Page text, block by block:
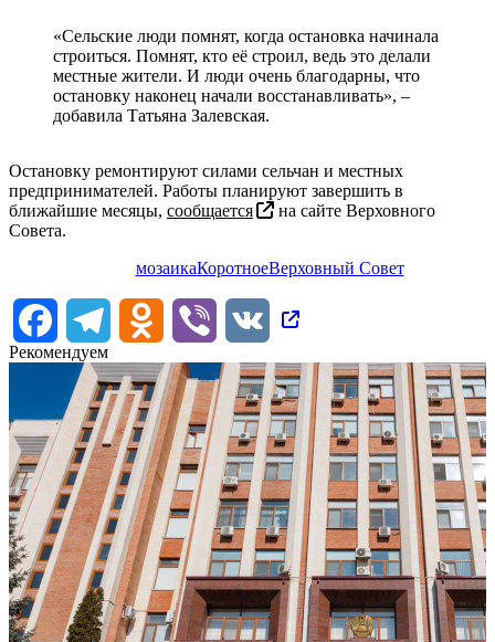
«Сельские люди помнят, когда остановка начинала
строиться. Помнят, кто её строил, ведь это делали
местные жители. И люди очень благодарны, что
остановку наконец начали восстанавливать», –
добавила Татьяна Залевская.
Остановку ремонтируют силами сельчан и местных
предпринимателей. Работы планируют завершить в
ближайшие месяцы, сообщается
на сайте Верховного
Совета.
мозаикаКоротноеВерховный Совет
FacebookTelegram Odnoklassniki
Viber
VK
Рекомендуем